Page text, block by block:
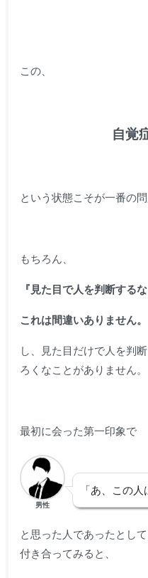
この、
自覚
という状態こそが一番の問
もちろん、
『見た目で人を判断するな
これは間違いありません。
し、見た目だけで人を判
ろくなことがありません。
最初に会った第一印象で
男性
「あ、この
と思った人であったとして
付き合ってみると、